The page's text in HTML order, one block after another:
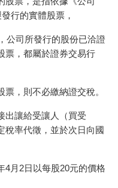
行的實體股票，
公司所發行的股份已洽證
票，都屬於證券交易行
，則不必繳納證交稅。
出讓給受讓人（買受
稅率代徵，並於次日向國
4月2日以每股20元的價格